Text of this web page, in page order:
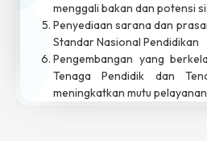
menggali bakan dan potensi
Penyediaan sarana dan
Standar Nasional Pendidikan
Pengembangan yang
Tenaga Pendidik dan
meningkatkan mutu pelayanan